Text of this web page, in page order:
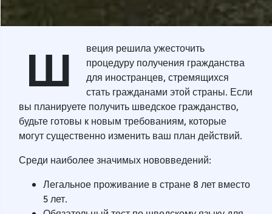
Ш
веция решила ужесточить
процедуру получения гражданства
для иностранцев, стремящихся
стать гражданами этой страны. Если
вы планируете получить шведское гражданство,
будьте готовы к новым требованиям, которые
могут существенно изменить ваш план действий.
Среди наиболее значимых нововведений:
Легальное проживание в стране 8 лет вместо
5 лет.